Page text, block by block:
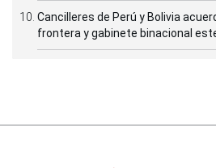
Cancilleres de Perú y Bolivia
frontera y gabinete binacional